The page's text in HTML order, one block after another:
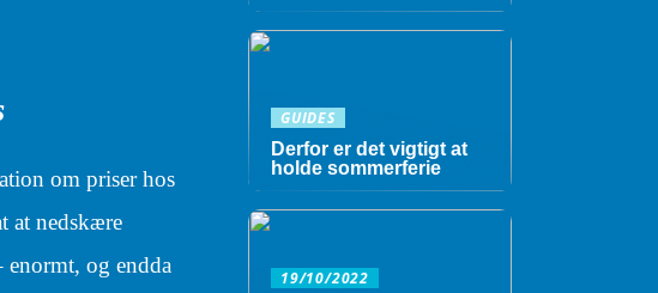
om priser hos
at nedskære
og endda
GUIDES
Derfor er det vigtigt at
holde sommerferie
19/10/2022